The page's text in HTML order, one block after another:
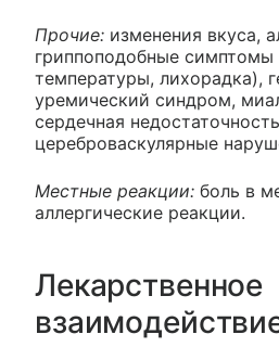
Прочие: изменения вкуса,
гриппоподобные
температуры, лихорадка),
уремический синдром,
сердечная
цереброваскулярные
Местные реакции: боль в
аллергические реакции.
Лекарственное